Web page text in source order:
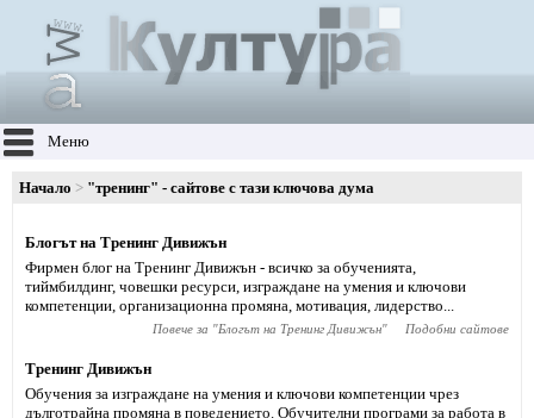
Меню
Начало "тренинг" - сайтове с тази ключова дума
Блогът на Тренинг Дивижън
Фирмен блог на Тренинг Дивижън - всичко за обученията,
тиймбилдинг, човешки ресурси, изграждане на умения и ключови
компетенции, организационна промяна, мотивация, лидерство...
Повече за "Блогът на Тренинг Дивижън" Подобни сайтове
Тренинг Дивижън
Обучения за изграждане на умения и ключови компетенции чрез
дълготрайна промяна в поведението. Обучителни програми за работа в